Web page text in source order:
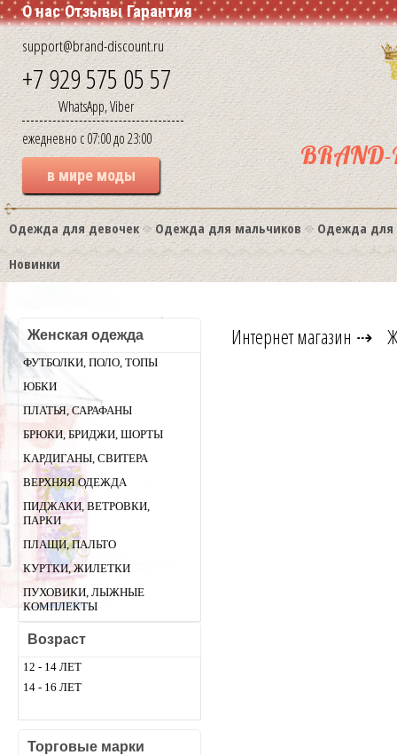
О нас Отзывы Гарантия
support@brand-discount.ru
+7 929 575 05 57
WhatsApp, Viber
ежедневно с 07:00 до 23:00
в мире моды
BRAND-
Одежда для девочек Одежда для мальчиков
Одежда для
Новинки
Женская одежда
ФУТБОЛКИ, ПОЛО, ТОПЫ
ЮБКИ
ПЛАТЬЯ, САРАФАНЫ
БРЮКИ, БРИДЖИ, ШОРТЫ
КАРДИГАНЫ, СВИТЕРА
ВЕРХНЯЯ ОДЕЖДА
ПИДЖАКИ, ВЕТРОВКИ,
ПАРКИ
ПЛАЩИ, ПАЛЬТО
КУРТКИ, ЖИЛЕТКИ
ПУХОВИКИ, ЛЫЖНЫЕ
КОМПЛЕКТЫ
Возраст
12 - 14 ЛЕТ
14 - 16 ЛЕТ
Торговые марки
Интернет магазин ⇢